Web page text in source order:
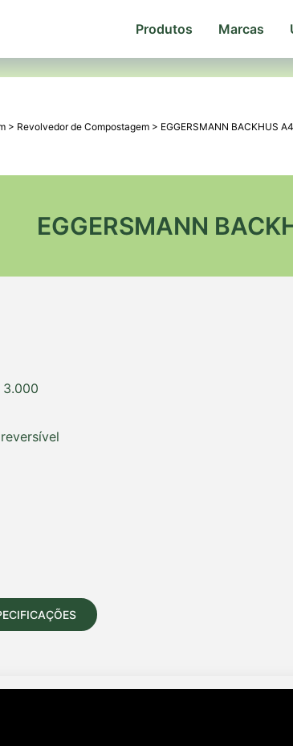
Produtos Marcas
> Revolvedor de Compostagem > EGGERSMANN BACKHUS
EGGERSMANN
3.000